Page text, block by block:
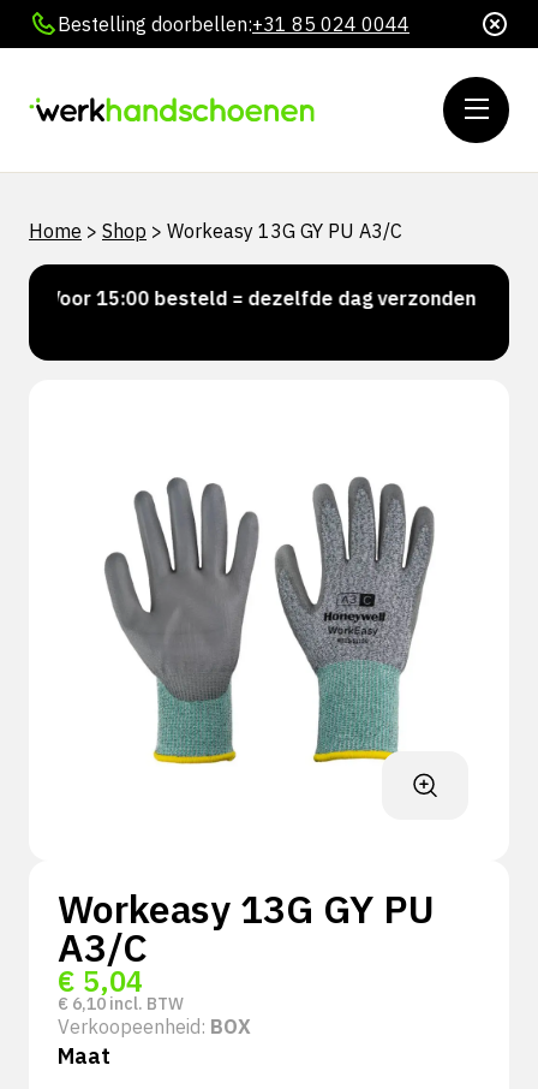
Bestelling doorbellen:+31 85 024 0044
Home > Shop > Workeasy 13G GY PU A3/C
Voor 15:00 besteld = dezelfde dag verzonden
Workeasy 13G GY PU
A3/C
€ 5,04
€ 6,10 incl. BTW
Verkoopeenheid: BOX
Maat